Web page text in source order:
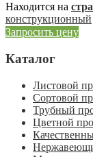
Находится на
конструкционный
Запросить цену
Каталог
Листовой
Сортовой
Трубный
Цветной